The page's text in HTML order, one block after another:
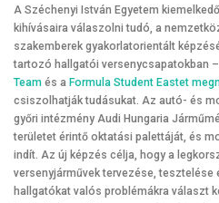
A Széchenyi István Egyetem
kihívásaira válaszolni tudó, a
szakemberek gyakorlatorientált
tartozó hallgatói versenycsapatokban
Team és a Formula Student Eastet
csiszolhatják tudásukat. Az autó- és
győri intézmény Audi Hungaria
területet érintő oktatási palettáját, és
indít. Az új képzés célja, hogy a
versenyjárművek tervezése, tesztelése
hallgatókat valós problémákra választ